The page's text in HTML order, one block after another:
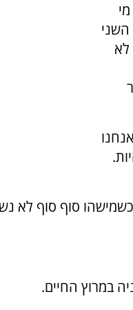
לא
סוף סוף לא
במרוץ החיים.